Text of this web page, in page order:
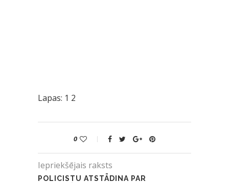
Lapas: 1 2
0
Iepriekšējais raksts
POLICISTU ATSTĀDINA PAR